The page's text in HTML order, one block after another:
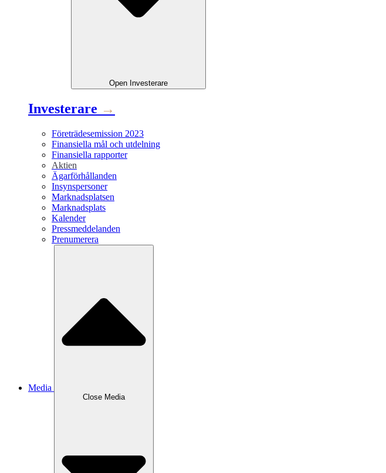
Open Investerare
Investerare →
Företrädesemission 2023
Finansiella mål och utdelning
Finansiella rapporter
Aktien
Ägarförhållanden
Insynspersoner
Marknadsplatsen
Marknadsplats
Kalender
Pressmeddelanden
Prenumerera
Media
Close Media